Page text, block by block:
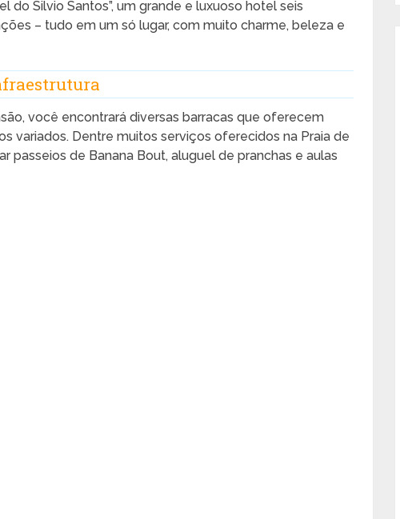
Silvio Santos”, um grande e luxuoso hotel seis
– tudo em um só lugar, com muito charme, beleza e
você encontrará diversas barracas que oferecem
variados. Dentre muitos serviços oferecidos na Praia de
passeios de Banana Bout, aluguel de pranchas e aulas